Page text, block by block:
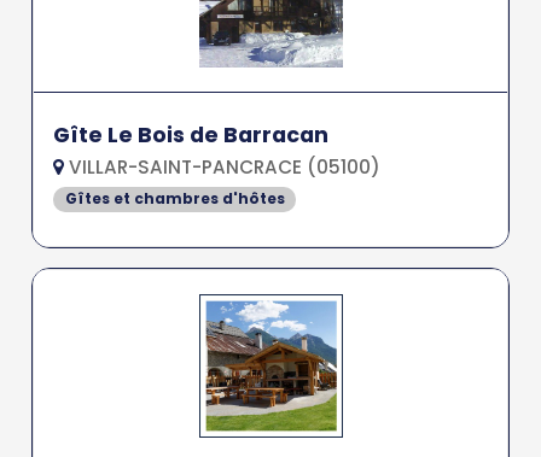
Gîte Le Bois de Barracan
VILLAR-SAINT-PANCRACE (05100)
Gîtes et chambres d'hôtes